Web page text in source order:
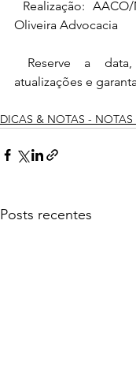
Realização:
Oliveira Advocacia
Reserve a data,
atualizações e
DICAS & NOTAS - NOTAS
Posts recentes